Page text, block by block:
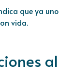
que ya uno
vida.
al